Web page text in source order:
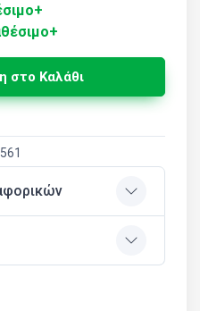
στο Καλάθι